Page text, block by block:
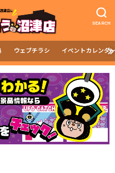
SEARCH
ウェブチラシ イベントカレンダ